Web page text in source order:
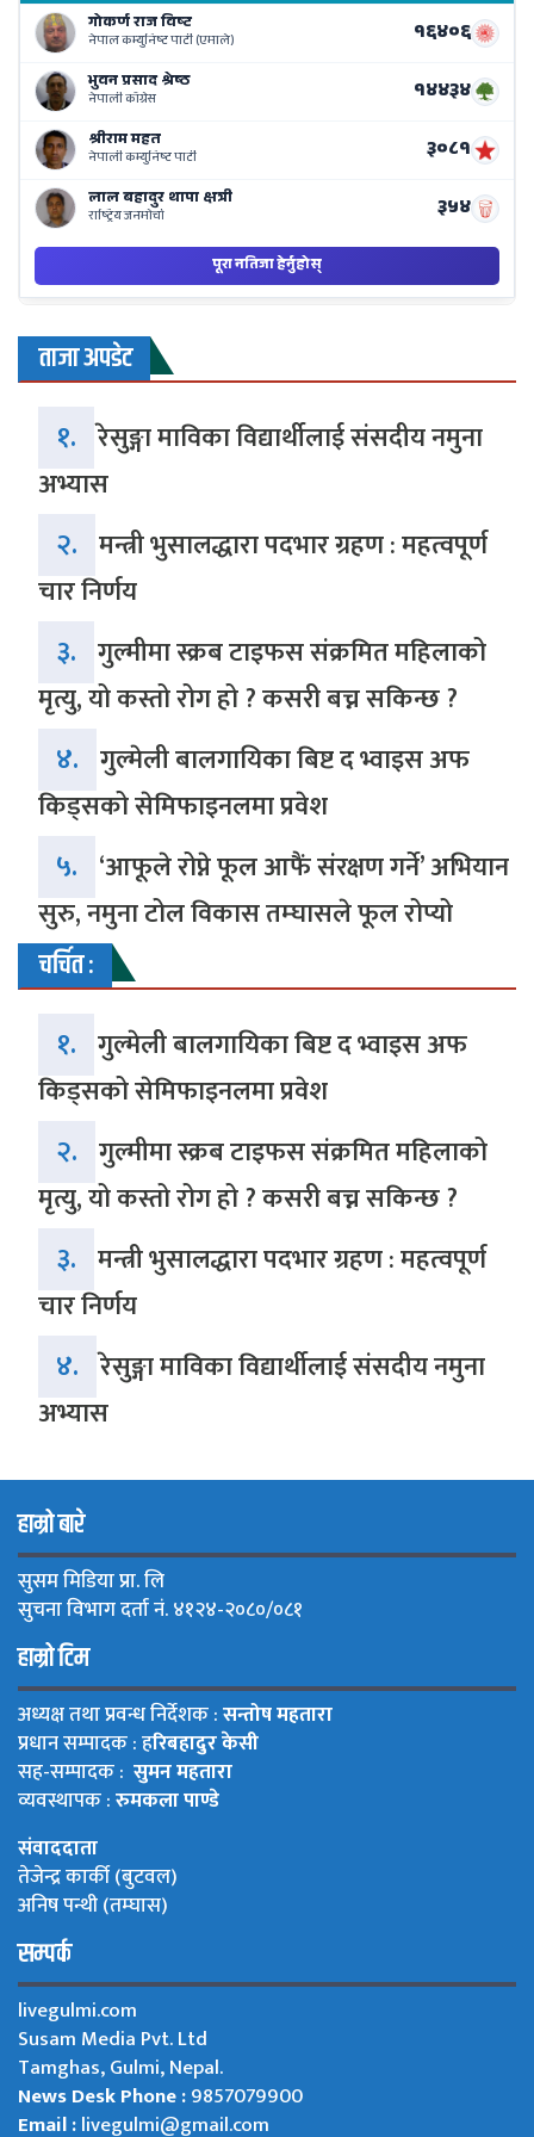
ताजा अपडेट
१. रेसुङ्गा माविका विद्यार्थीलाई संसदीय नमुना
अभ्यास
२. मन्त्री भुसालद्धारा पदभार ग्रहण : महत्वपूर्ण
चार निर्णय
३. गुल्मीमा स्क्रब टाइफस संक्रमित महिलाको
मृत्यु, यो कस्तो रोग हो ? कसरी बच्न सकिन्छ ?
४. गुल्मेली बालगायिका बिष्ट द भ्वाइस अफ
किड्सको सेमिफाइनलमा प्रवेश
५. ‘आफूले रोप्ने फूल आफैं संरक्षण गर्ने’ अभियान
सुरु, नमुना टोल विकास तम्घासले फूल रोप्यो
चर्चित :
१. गुल्मेली बालगायिका बिष्ट द भ्वाइस अफ
किड्सको सेमिफाइनलमा प्रवेश
२. गुल्मीमा स्क्रब टाइफस संक्रमित महिलाको
मृत्यु, यो कस्तो रोग हो ? कसरी बच्न सकिन्छ ?
३. मन्त्री भुसालद्धारा पदभार ग्रहण : महत्वपूर्ण
चार निर्णय
४. रेसुङ्गा माविका विद्यार्थीलाई संसदीय नमुना
अभ्यास
हाम्रो बारे
सुसम मिडिया प्रा. लि
सुचना विभाग दर्ता नं. ४१२४-२०८०/०८१
हाम्रो टिम
अध्यक्ष तथा प्रवन्ध निर्देशक :सन्तोष महतारा
प्रधान सम्पादक : हरिबहादुर केसी
सह-सम्पादक : सुमन महतारा
व्यवस्थापक :रुमकला पाण्डे
संवाददाता
तेजेन्द्र कार्की (बुटवल)
अनिष पन्थी (तम्घास)
सम्पर्क
livegulmi.com
Susam Media Pvt. Ltd
Tamghas, Gulmi, Nepal.
News Desk Phone :9857079900
Email :livegulmi@gmail.com